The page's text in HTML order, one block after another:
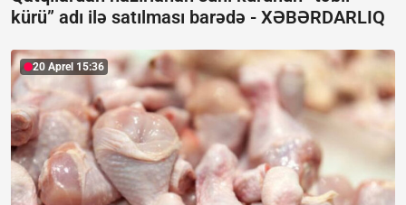
kürü” adı ilə satılması barədə - XƏBƏRDARLIQ
20 Aprel 15:36